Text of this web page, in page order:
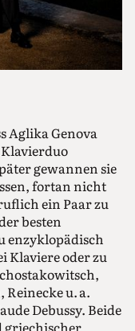
Aglika Genova
gewannen sie
fortan nicht
ein Paar zu
besten
enzyklopädisch
Klaviere oder zu
u. a.
Debussy. Beide
griechischer